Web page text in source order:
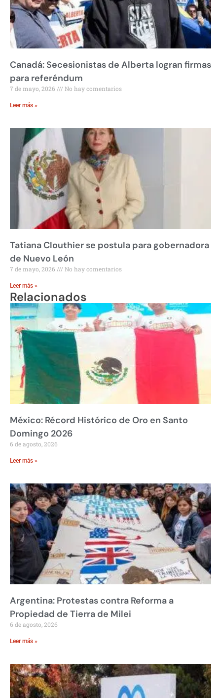
Canadá: Secesionistas de Alberta logran firmas
para referéndum
7 de mayo, 2026 No hay comentarios
Leer más »
Tatiana Clouthier se postula para gobernadora
de Nuevo León
7 de mayo, 2026 No hay comentarios
Leer más »
Relacionados
México: Récord Histórico de Oro en Santo
Domingo 2026
6 de agosto, 2026
Leer más »
Argentina: Protestas contra Reforma a
Propiedad de Tierra de Milei
6 de agosto, 2026
Leer más »